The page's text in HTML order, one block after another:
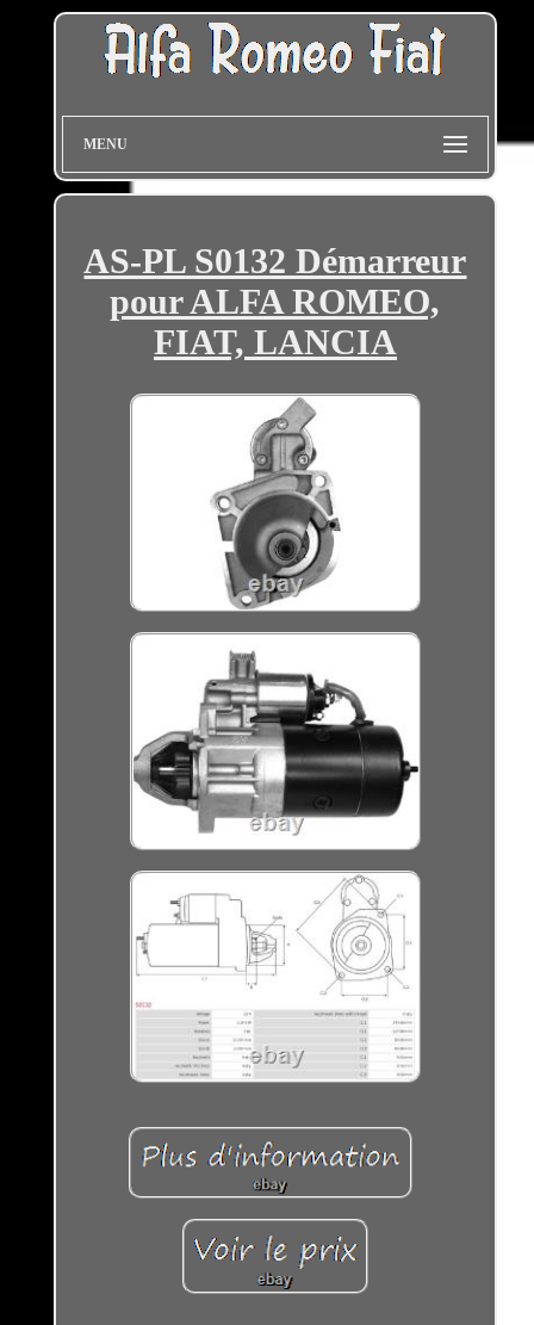
MENU
AS-PL S0132 Démarreur
pour ALFA ROMEO,
FIAT, LANCIA